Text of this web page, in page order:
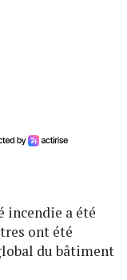
incendie a été
ont été
du bâtiment